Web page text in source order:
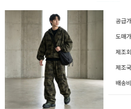
공급가
도매가
제조
제조국
배송비